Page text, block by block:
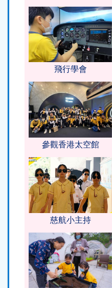
飛行學會
參觀香港太空館
慈航小主持